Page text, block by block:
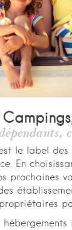
le label des
En
prochaines
hébergements